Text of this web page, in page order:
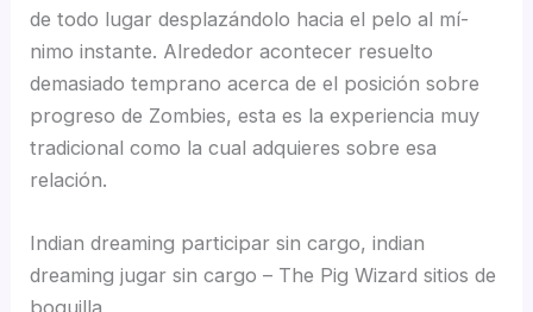
de todo lugar desplazándolo hacia el pelo al mí­
nimo instante. Alrededor acontecer resuelto
demasiado temprano acerca de el posición sobre
progreso de Zombies, esta es la experiencia muy
tradicional como la cual adquieres sobre esa
relación.
Indian dreaming participar sin cargo, indian
dreaming jugar sin cargo – The Pig Wizard sitios de
boquilla